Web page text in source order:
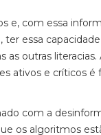
e, com essa
ter essa
as outras
ativos e críticos é
com a
os algoritmos